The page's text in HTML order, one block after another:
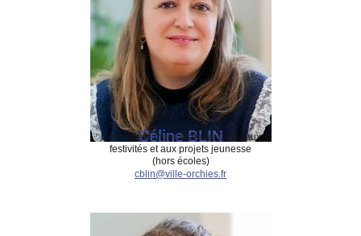
Céline BLIN
Conseillère municipale au CME, aux
festivités et aux projets jeunesse
(hors écoles)
cblin@ville-orchies.fr